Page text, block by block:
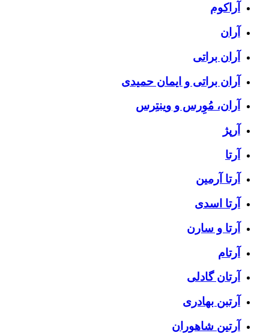
آراکوم
آران
آران براتی
آران براتی و ایمان حمیدی
آران، مُوِرس و وینتِرس
آرپژ
آرتا
آرتا آرمین
آرتا اسدی
آرتا و سارن
آرتام
آرتان گادلی
آرتبن بهادری
آرتين شاهوران